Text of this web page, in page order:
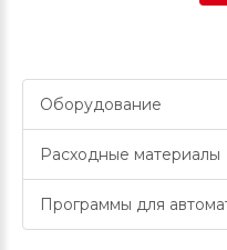
Оборудование
Расходные материалы
Программы для